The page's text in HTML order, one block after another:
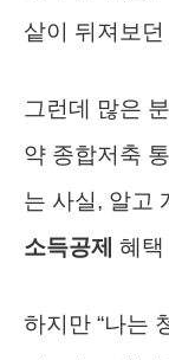
샅이 뒤져보
그런데 많은
약 종합저축
는 사실, 알고
소득공제 혜택
하지만 “나는